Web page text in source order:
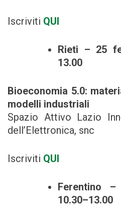
Iscriviti QUI
Rieti – 25
13.00
Bioeconomia 5.0:
modelli industriali
Spazio Attivo Lazio
dell’Elettronica, snc
Iscriviti QUI
Ferentino
10.30–13.00